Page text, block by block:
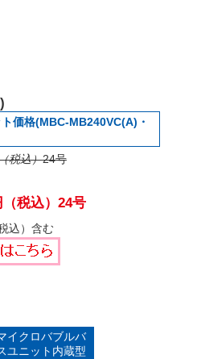
価格(MBC-MB240VC(A)・
税込）24号
税込）24号
込）含む
イクロバブルバ
ユニット内蔵型